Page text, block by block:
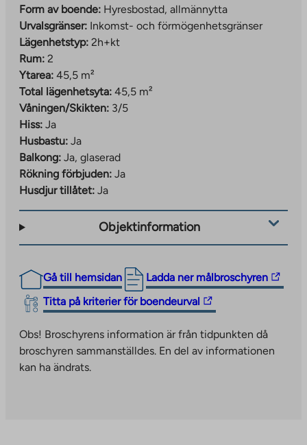
Form av boende: Hyresbostad, allmännytta
Urvalsgränser: Inkomst- och förmögenhetsgränser
Lägenhetstyp: 2h+kt
Rum: 2
Ytarea: 45,5 m²
Total lägenhetsyta: 45,5 m²
Våningen/Skikten: 3/5
Hiss: Ja
Husbastu: Ja
Balkong: Ja, glaserad
Rökning förbjuden: Ja
Husdjur tillåtet: Ja
Objektinformation
Gå till hemsidan Ladda ner målbroschyren
The
link
takes
to
an
Titta på kriterier för boendeurval
The
link
takes
you
to
Obs! Broschyrens information är från tidpunkten då
broschyren sammanställdes. En del av informationen
kan ha ändrats.